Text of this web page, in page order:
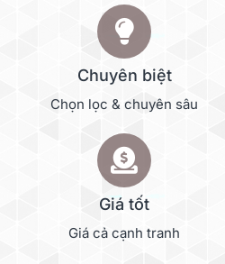
Chuyên biệt
Chọn lọc & chuyên sâu
Giá tốt
Giá cả cạnh tranh